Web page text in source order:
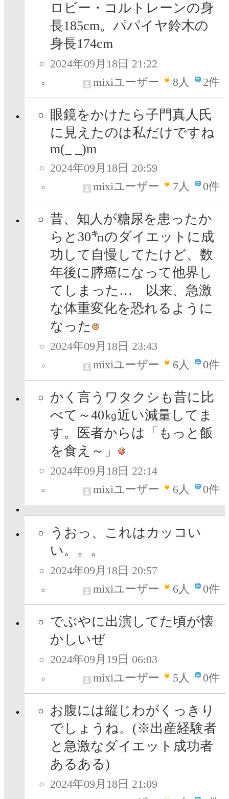
ロビー・コルトレーンの身
長185cm。パパイヤ鈴木の
身長174cm
2024年09月18日 21:22
mixiユーザー
8人 2件
眼鏡をかけたら子門真人氏
に見えたのは私だけですね
m(_ _)m
2024年09月18日 20:59
mixiユーザー
7人 0件
昔、知人が糖尿を患ったか
らと30㌔のダイエットに成
功して自慢してたけど、数
年後に膵癌になって他界し
てしまった… 以来、急激
な体重変化を恐れるように
なった
2024年09月18日 23:43
mixiユーザー
6人 0件
かく言うワタクシも昔に比
べて～40㎏近い減量してま
す。医者からは「もっと飯
を食え～」
2024年09月18日 22:14
mixiユーザー
6人 0件
うおっ、これはカッコい
い。。。
2024年09月18日 20:57
mixiユーザー
6人 0件
でぶやに出演してた頃が懐
かしいぜ
2024年09月19日 06:03
mixiユーザー
5人 0件
お腹には縦じわがくっきり
でしょうね。(※出産経験者
と急激なダイエット成功者
あるある)
2024年09月18日 21:09